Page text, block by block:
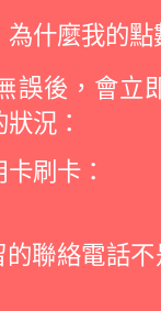
為什麼我的
誤後，會立
況：
刷卡：
的聯絡電話